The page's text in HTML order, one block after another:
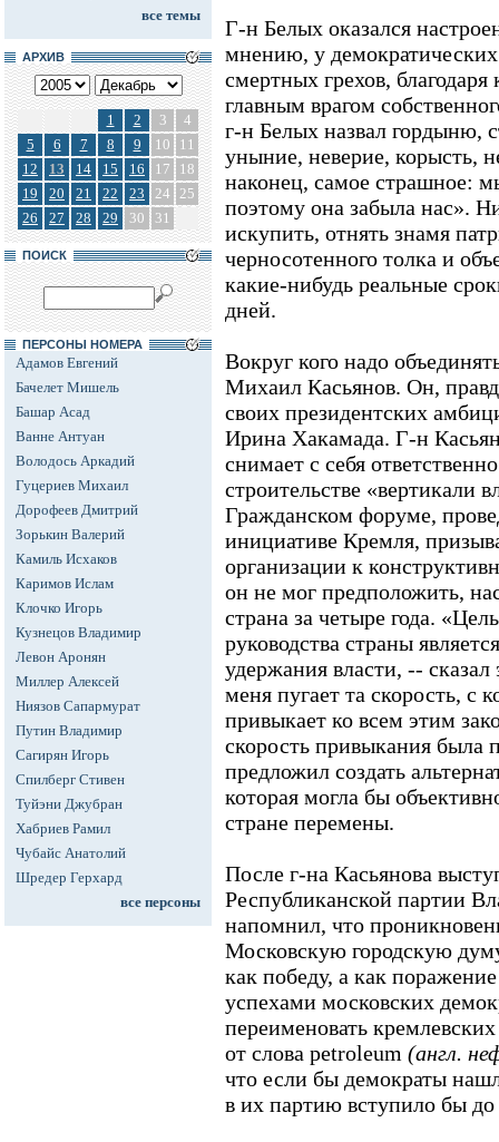
все темы
АРХИВ
1 2 3
4
5
6 7 8 9 10
11
12
13 14 15 16 17
18
19
20 21 22 23 24 25
26
27 28 29 30 31
ПОИСК
ПЕРСОНЫ НОМЕРА
Адамов Евгений
Бачелет Мишель
Башар Асад
Ванне Антуан
Володось Аркадий
Гуцериев Михаил
Дорофеев Дмитрий
Зорькин Валерий
Камиль Исхаков
Каримов Ислам
Клочко Игорь
Кузнецов Владимир
Левон Аронян
Миллер Алексей
Ниязов Сапармурат
Путин Владимир
Сагирян Игорь
Спилберг Стивен
Туйэни Джубран
Хабриев Рамил
Чубайс Анатолий
Шредер Герхард
все персоны
Г-н Белых оказался
мнению, у
смертных грехов,
главным врагом
г-н Белых назвал гордыню,
уныние, неверие, корысть,
наконец, самое страшное:
поэтому она забыла нас».
искупить, отнять знамя
черносотенного толка и
какие-нибудь реальные
дней.
Вокруг кого надо
Михаил Касьянов. Он,
своих президентских
Ирина Хакамада. Г-н
снимает с себя
строительстве «вертикали
Гражданском форуме,
инициативе Кремля,
организации к
он не мог предположить,
страна за четыре года.
руководства страны
удержания власти, --
меня пугает та скорость, с
привыкает ко всем этим
скорость привыкания была
предложил создать
которая могла бы
стране перемены.
После г-на Касьянова
Республиканской партии
напомнил, что
Московскую городскую
как победу, а как
успехами московских
переименовать
от слова petroleum (англ.
что если бы демократы
в их партию вступило бы до